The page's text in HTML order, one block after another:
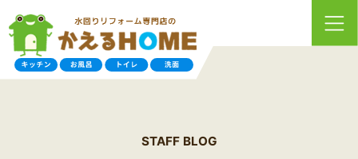
STAFF BLOG